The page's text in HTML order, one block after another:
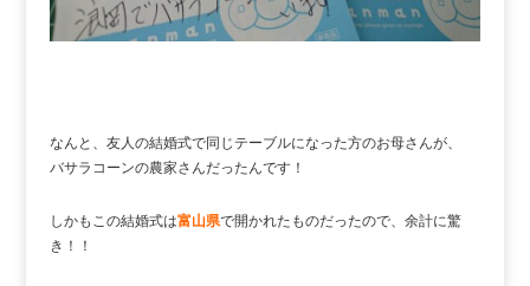
なんと、友人の結婚式で同じテーブルになった方のお母さんが、
バサラコーンの農家さんだったんです！
しかもこの結婚式は富山県で開かれたものだったので、余計に驚
き！！